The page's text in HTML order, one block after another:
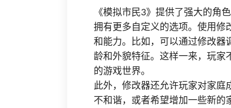
《模拟市民3》提供了强大的角
拥有更多自定义的选项。使用修
和能力。比如，可以通过修改器
龄和外貌特征。这样一来，玩家
的游戏世界。
此外，修改器还允许玩家对家
不和谐，或者希望增加一些新